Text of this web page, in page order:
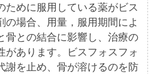
ために服用している薬がビス
の場合、用量，服用期間によ
骨との結合に影響し、治療の
があります。ビスフォスフォ
謝を止め、骨が溶けるのを防